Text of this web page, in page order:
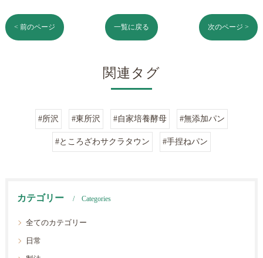
< 前のページ 一覧に戻る 次のページ >
関連タグ
#所沢 #東所沢 #自家培養酵母 #無添加パン
#ところざわサクラタウン #手捏ねパン
カテゴリー Categories
全てのカテゴリー
日常